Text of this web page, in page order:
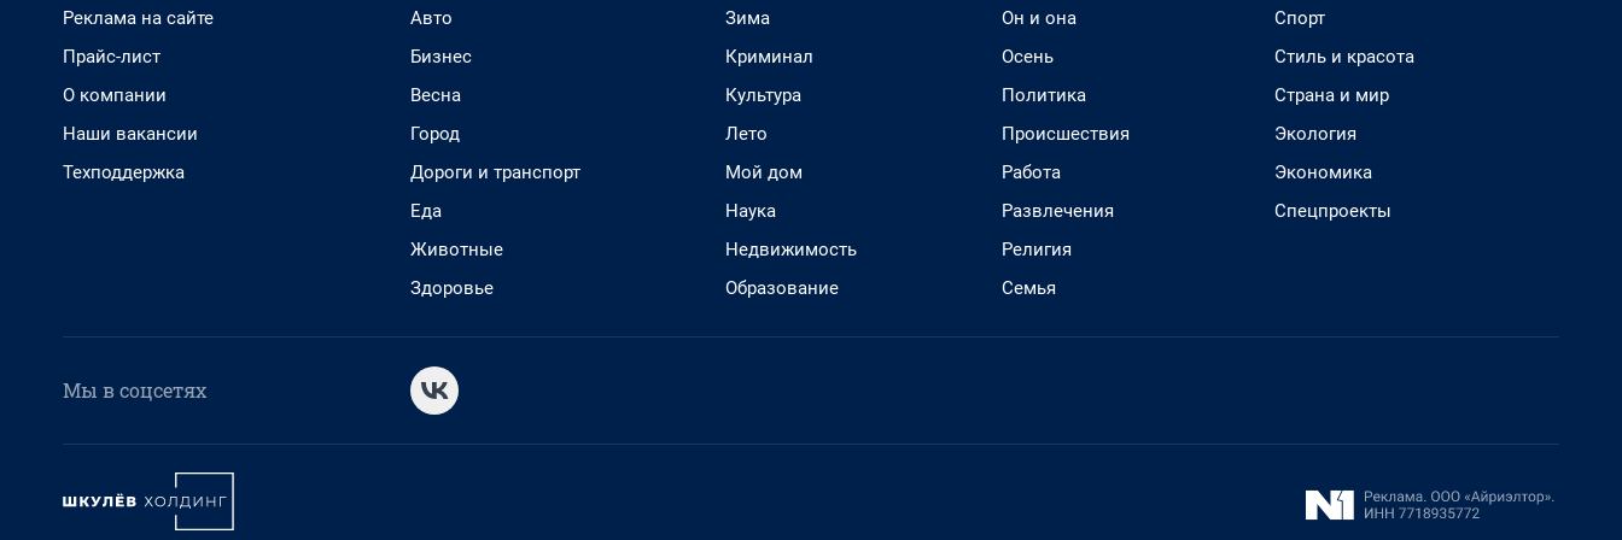
Реклама на сайте
Прайс-лист
О компании
Наши вакансии
Техподдержка
Авто
Бизнес
Весна
Город
Дороги и транспорт
Еда
Животные
Здоровье
Зима
Криминал
Культура
Лето
Мой дом
Наука
Недвижимость
Образование
Он и она
Осень
Политика
Происшествия
Работа
Развлечения
Религия
Семья
Спорт
Стиль и красота
Страна и мир
Экология
Экономика
Спецпроекты
Мы в соцсетях